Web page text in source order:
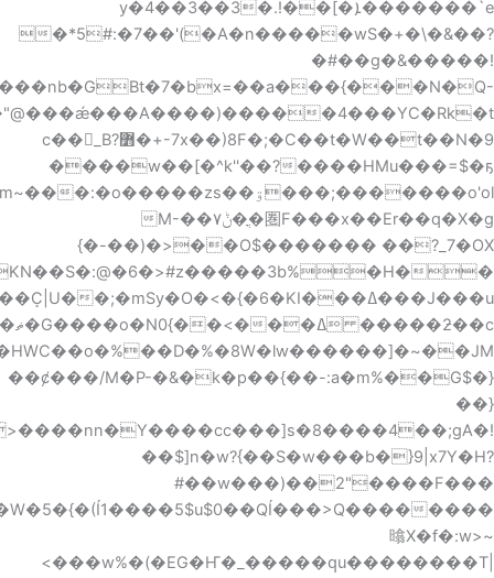
��O�z�p=�Q>���*�KN��S�:@�6�>#z�����3b%�Hܢ��<���q�<ݢ�y+t>&��Ž���ϔ�������w���M������������ϭ��J��#]��k�n���#��;֭CG�!F